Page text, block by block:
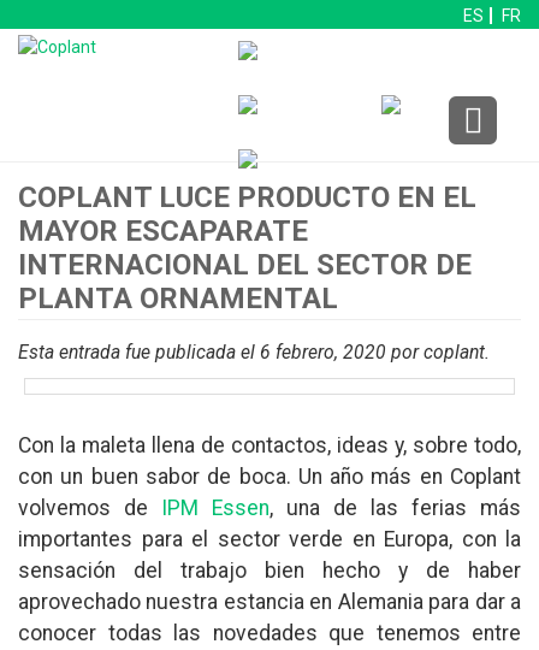
ES FR
COPLANT LUCE PRODUCTO EN EL
MAYOR ESCAPARATE
INTERNACIONAL DEL SECTOR DE
PLANTA ORNAMENTAL
Esta entrada fue publicada el 6 febrero, 2020 por coplant.
Con la maleta llena de contactos, ideas y, sobre todo,
con un buen sabor de boca. Un año más en Coplant
volvemos de IPM Essen, una de las ferias más
importantes para el sector verde en Europa, con la
sensación del trabajo bien hecho y de haber
aprovechado nuestra estancia en Alemania para dar a
conocer todas las novedades que tenemos entre